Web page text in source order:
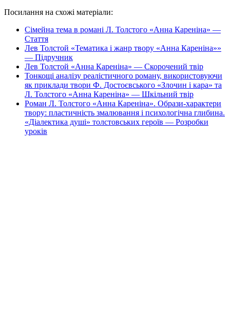
Посилання на схожі матеріали:
Сімейна тема в романі Л. Толстого «Анна Кареніна» —
Стаття
Лев Толстой «Тематика і жанр твору «Анна Кареніна»»
— Підручник
Лев Толстой «Анна Кареніна» — Скорочений твір
Тонкощі аналізу реалістичного роману, використовуючи
як приклади твори Ф. Достоєвського «Злочин і кара» та
Л. Толстого «Анна Кареніна» — Шкільний твір
Роман Л. Толстого «Анна Кареніна». Образи-характери
твору: пластичність змалювання і психологічна глибина.
«Діалектика душі» толстовських героїв — Розробки
уроків